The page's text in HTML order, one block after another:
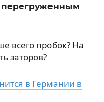
перегруженным
всего пробок? На
заторов?
в Германии в